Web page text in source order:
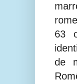
63
de